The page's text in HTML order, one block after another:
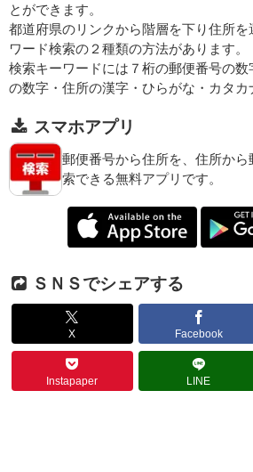
とができます。
都道府県のリンクから階層を下り住所
ワード検索の２種類の方法があります。
検索キーワードには７桁の郵便番号の
の数字・住所の漢字・ひらがな・カタカ
スマホアプリ
郵便番号から住所を、住所か
索できる無料アプリです。
ＳＮＳでシェアする
X Facebook
Instapaper LINE